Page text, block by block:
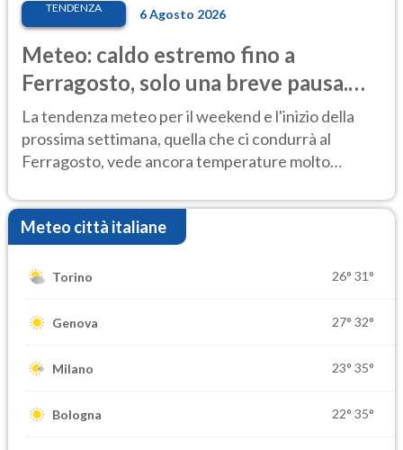
TENDENZA 6 Agosto 2026
Meteo: caldo estremo fino a
Ferragosto, solo una breve pausa.
Ecco dove
La tendenza meteo per il weekend e l'inizio della
prossima settimana, quella che ci condurrà al
Ferragosto, vede ancora temperature molto
Meteo città italiane
Torino 26° 31°
Genova 27° 32°
Milano 23° 35°
Bologna 22° 35°